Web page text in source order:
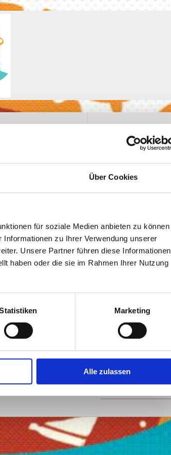
Über Cookies
für soziale Medien anbieten zu können
zu Ihrer Verwendung unserer
Unsere Partner führen diese Informationen
haben oder die sie im Rahmen Ihrer Nutzung
Marketing
Alle zulassen
Hier finden Sie uns
Eldenaer Str. 58
10247 Berlin
Bei Fragen und
Bei Fragen nutzen Sie